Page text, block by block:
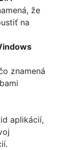
že
na
znamená
aplikácií,